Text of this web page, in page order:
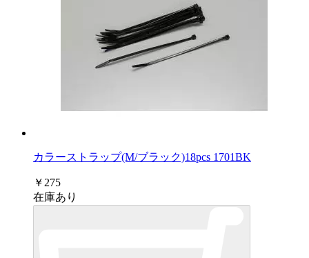
カラーストラップ(M/ブラック)18pcs 1701BK
￥275
在庫あり